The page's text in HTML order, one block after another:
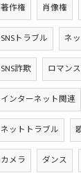
著作権 肖像権
SNSトラブル ネ
SNS詐欺 ロマン
インターネット関連
ネットトラブル
カメラ ダンス